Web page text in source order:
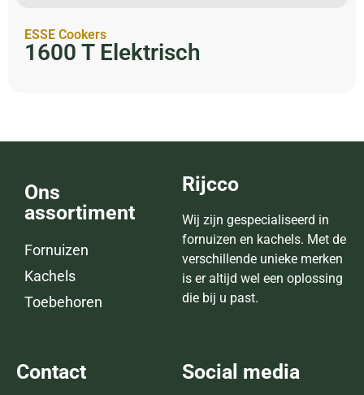
ESSE Cookers
1600 T Elektrisch
Ons
assortiment
Fornuizen
Kachels
Toebehoren
Rijcco
Wij zijn gespecialiseerd in
fornuizen en kachels. Met de
verschillende unieke merken
is er altijd wel een oplossing
die bij u past.
Contact Social media